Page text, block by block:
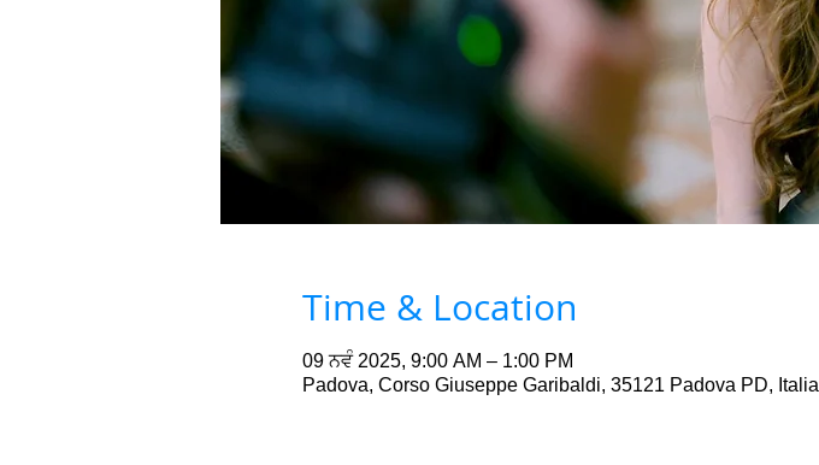
Time & Location
09 ਨਵੰ 2025, 9:00 AM – 1:00 PM
Padova, Corso Giuseppe Garibaldi, 35121 Padova PD, Italia